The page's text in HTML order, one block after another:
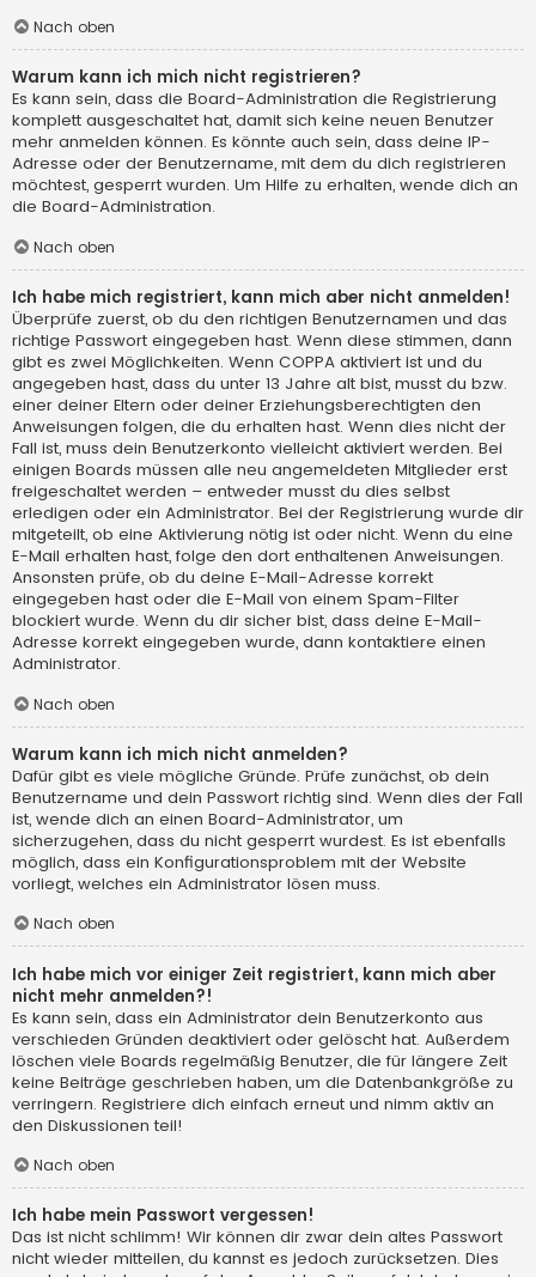
Nach oben
Warum kann ich mich nicht registrieren?
Es kann sein, dass die Board-Administration die Registrierung
komplett ausgeschaltet hat, damit sich keine neuen Benutzer
mehr anmelden können. Es könnte auch sein, dass deine IP-
Adresse oder der Benutzername, mit dem du dich registrieren
möchtest, gesperrt wurden. Um Hilfe zu erhalten, wende dich an
die Board-Administration.
Nach oben
Ich habe mich registriert, kann mich aber nicht anmelden!
Überprüfe zuerst, ob du den richtigen Benutzernamen und das
richtige Passwort eingegeben hast. Wenn diese stimmen, dann
gibt es zwei Möglichkeiten. Wenn COPPA aktiviert ist und du
angegeben hast, dass du unter 13 Jahre alt bist, musst du bzw.
einer deiner Eltern oder deiner Erziehungsberechtigten den
Anweisungen folgen, die du erhalten hast. Wenn dies nicht der
Fall ist, muss dein Benutzerkonto vielleicht aktiviert werden. Bei
einigen Boards müssen alle neu angemeldeten Mitglieder erst
freigeschaltet werden – entweder musst du dies selbst
erledigen oder ein Administrator. Bei der Registrierung wurde dir
mitgeteilt, ob eine Aktivierung nötig ist oder nicht. Wenn du eine
E-Mail erhalten hast, folge den dort enthaltenen Anweisungen.
Ansonsten prüfe, ob du deine E-Mail-Adresse korrekt
eingegeben hast oder die E-Mail von einem Spam-Filter
blockiert wurde. Wenn du dir sicher bist, dass deine E-Mail-
Adresse korrekt eingegeben wurde, dann kontaktiere einen
Administrator.
Nach oben
Warum kann ich mich nicht anmelden?
Dafür gibt es viele mögliche Gründe. Prüfe zunächst, ob dein
Benutzername und dein Passwort richtig sind. Wenn dies der Fall
ist, wende dich an einen Board-Administrator, um
sicherzugehen, dass du nicht gesperrt wurdest. Es ist ebenfalls
möglich, dass ein Konfigurationsproblem mit der Website
vorliegt, welches ein Administrator lösen muss.
Nach oben
Ich habe mich vor einiger Zeit registriert, kann mich aber
nicht mehr anmelden?!
Es kann sein, dass ein Administrator dein Benutzerkonto aus
verschieden Gründen deaktiviert oder gelöscht hat. Außerdem
löschen viele Boards regelmäßig Benutzer, die für längere Zeit
keine Beiträge geschrieben haben, um die Datenbankgröße zu
verringern. Registriere dich einfach erneut und nimm aktiv an
den Diskussionen teil!
Nach oben
Ich habe mein Passwort vergessen!
Das ist nicht schlimm! Wir können dir zwar dein altes Passwort
nicht wieder mitteilen, du kannst es jedoch zurücksetzen. Dies